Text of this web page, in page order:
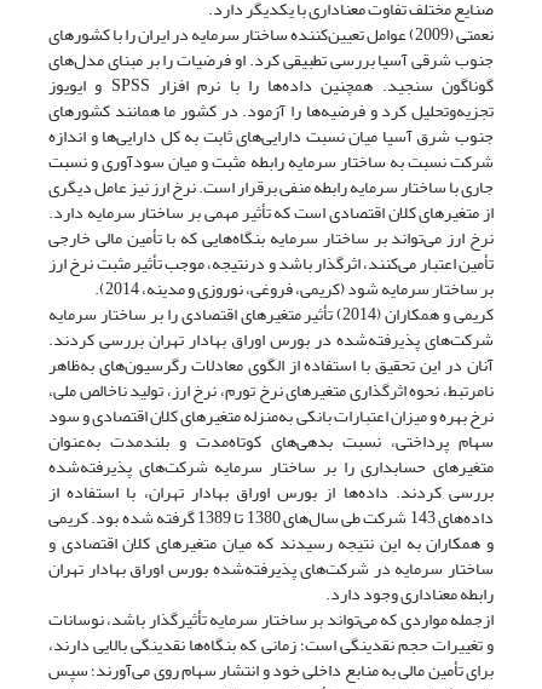
صنایع مختلف تفاوت معناداری با یکدیگر دارد.
نعمتی (2009) عوامل تعیین‌کننده ساختار سرمایه در ایران را با کشورهای
جنوب شرقی آسیا بررسی تطبیقی کرد. او فرضیات را بر مبنای مدل‌های
گوناگون سنجید. همچنین داده‌ها را با نرم افزار SPSS و ایویوز
تجزیه‌و‌تحلیل کرد و فرضیه‌ها را آزمود. در کشور ما همانند کشورهای
جنوب شرق آسیا میان نسبت دارایی‌های ثابت به کل دارایی‌ها و اندازه
شرکت نسبت به ساختار سرمایه رابطه مثبت و میان سودآوری و نسبت
جاری با ساختار سرمایه رابطه منفی برقرار است. نرخ ارز نیز عامل دیگری
از متغیرهای کلان اقتصادی است که تأثیر مهمی بر ساختار سرمایه دارد.
نرخ ارز می‌تواند بر ساختار سرمایه بنگاه‌هایی که با تأمین مالی خارجی
تأمین اعتبار می‌کنند، اثرگذار باشد و درنتیجه، موجب تأثیر مثبت نرخ ارز
بر ساختار سرمایه شود (کریمی، فروغی، نوروزی و مدینه، 2014).
کریمی و همکاران (2014) تأثیر متغیرهای اقتصادی را بر ساختار سرمایه
شرکت‌های پذیرفته‌شده در بورس اوراق بهادار تهران بررسی کردند.
آنان در این تحقیق با استفاده از الگوی معادلات رگرسیون‌های به‌ظاهر
نامرتبط، نحوه اثرگذاری متغیرهای نرخ تورم، نرخ ارز، تولید ناخالص ملی،
نرخ بهره و میزان اعتبارات بانکی به‌منزله متغیر‌های کلان اقتصادی و سود
سهام پرداختی، نسبت بدهی‌های کوتاه‌مدت و بلند‌مدت به‌عنوان
متغیر‌های حسابداری را بر ساختار سرمایه شرکت‌های پذیرفته‌شده
بررسی کردند. داده‌ها از بورس اوراق بهادار تهران، با استفاده از
داده‌های 143 شرکت طی سال‌های 1380 تا 1389 گرفته شده بود. کریمی
و همکاران به این نتیجه رسیدند که میان متغیرهای کلان اقتصادی و
ساختار سرمایه در شرکت‌های پذیرفته‌شده بورس اوراق بهادار تهران
رابطه معناداری وجود دارد.
ازجمله مواردی که می‌تواند بر ساختار سرمایه تأثیرگذار باشد، نوسانات
و تغییرات حجم نقدینگی است؛ زمانی که بنگاه‌ها نقدینگی بالایی دارند،
برای تأمین مالی به منابع داخلی خود و انتشار سهام روی می‌آورند؛ سپس